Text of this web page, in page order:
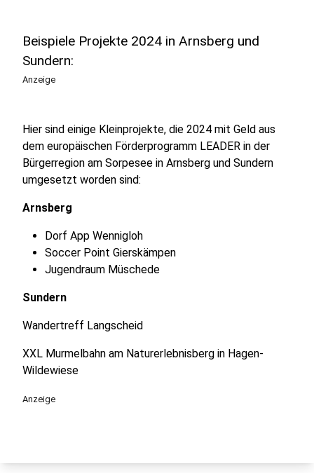
Beispiele Projekte 2024 in Arnsberg und
Sundern:
Anzeige
Hier sind einige Kleinprojekte, die 2024 mit Geld aus
dem europäischen Förderprogramm LEADER in der
Bürgerregion am Sorpesee in Arnsberg und Sundern
umgesetzt worden sind:
Arnsberg
Dorf App Wennigloh
Soccer Point Gierskämpen
Jugendraum Müschede
Sundern
Wandertreff Langscheid
XXL Murmelbahn am Naturerlebnisberg in Hagen-
Wildewiese
Anzeige